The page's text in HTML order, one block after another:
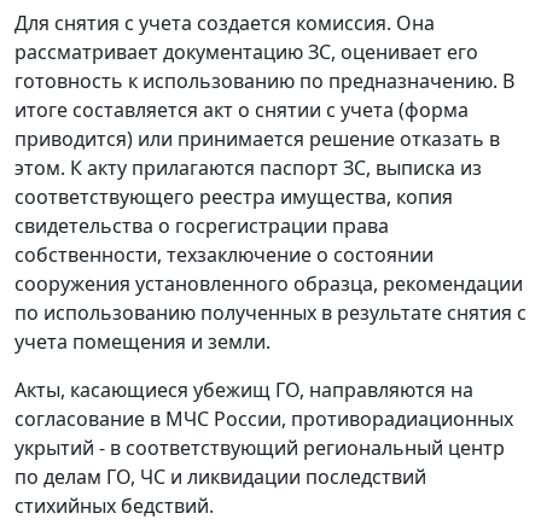
Для снятия с учета создается комиссия. Она
рассматривает документацию ЗС, оценивает его
готовность к использованию по предназначению. В
итоге составляется акт о снятии с учета (форма
приводится) или принимается решение отказать в
этом. К акту прилагаются паспорт ЗС, выписка из
соответствующего реестра имущества, копия
свидетельства о госрегистрации права
собственности, техзаключение о состоянии
сооружения установленного образца, рекомендации
по использованию полученных в результате снятия с
учета помещения и земли.
Акты, касающиеся убежищ ГО, направляются на
согласование в МЧС России, противорадиационных
укрытий - в соответствующий региональный центр
по делам ГО, ЧС и ликвидации последствий
стихийных бедствий.